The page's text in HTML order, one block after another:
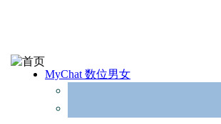
MyChat 数位男女